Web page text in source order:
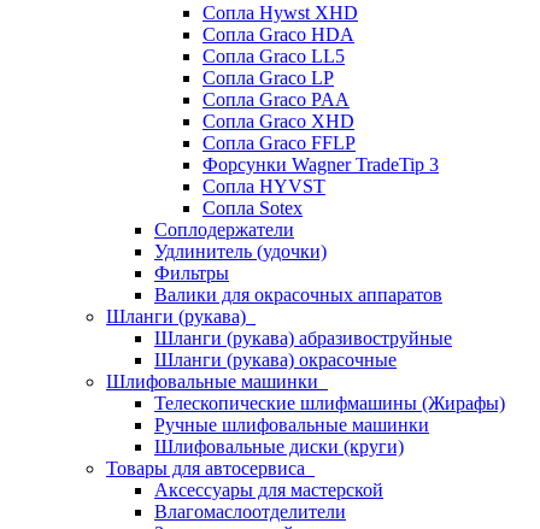
Сопла Hywst XHD
Сопла Graco HDA
Сопла Graco LL5
Сопла Graco LP
Сопла Graco PAA
Сопла Graco XHD
Сопла Graco FFLP
Форсунки Wagner TradeTip 3
Сопла HYVST
Сопла Sotex
Соплодержатели
Удлинитель (удочки)
Фильтры
Валики для окрасочных аппаратов
Шланги (рукава)
Шланги (рукава) абразивоструйные
Шланги (рукава) окрасочные
Шлифовальные машинки
Телескопические шлифмашины (Жирафы)
Ручные шлифовальные машинки
Шлифовальные диски (круги)
Товары для автосервиса
Аксессуары для мастерской
Влагомаслоотделители